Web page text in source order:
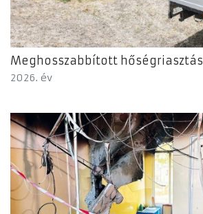
Meghosszabbított hőségriasztás
2026. év